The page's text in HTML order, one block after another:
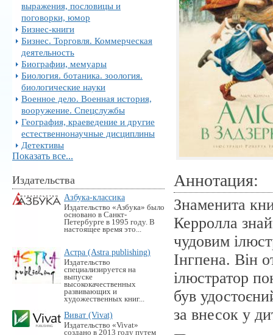
выражения, пословицы и
поговорки, юмор
Бизнес-книги
Бизнес. Торговля. Коммерческая
деятельность
Биографии, мемуары
Биология. ботаника. зоология.
биологические науки
Военное дело. Военная история,
вооружение. Спецслужбы
География, краеведение и другие
естественнонаучные дисциплины
Детективы
Показать все...
Издательства
Азбука-классика
Издательство «Азбука» было
основано в Санкт-
Петербурге в 1995 году. В
настоящее время это...
Астра (Astra publishing)
Издательство
специализируется на
выпуске
высококачественных
развивающих и
художественных книг...
Виват (Vivat)
Издательство «Vivat»
создано в 2013 году путем
Аннотация:
Знаменита
Керролла
чудовим
Інгпена. Він
ілюстратор
був
за внесок у